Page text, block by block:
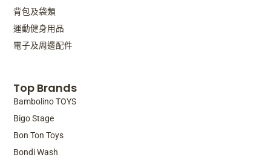
Top Brands
Bambolino TOYS
Bigo Stage
Bon Ton Toys
Bondi Wash
背包及袋類
運動健身用品
電子及周邊配件